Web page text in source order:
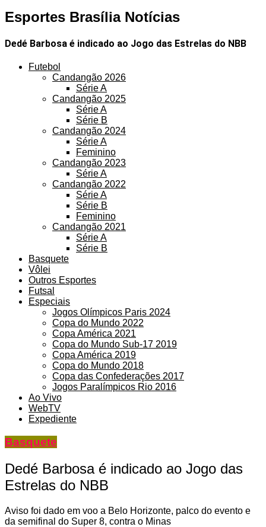
Esportes Brasília Notícias
Dedé Barbosa é indicado ao Jogo das Estrelas do NBB
Futebol
Candangão 2026
Série A
Candangão 2025
Série A
Série B
Candangão 2024
Série A
Feminino
Candangão 2023
Série A
Candangão 2022
Série A
Série B
Feminino
Candangão 2021
Série A
Série B
Basquete
Vôlei
Outros Esportes
Futsal
Especiais
Jogos Olímpicos Paris 2024
Copa do Mundo 2022
Copa América 2021
Copa do Mundo Sub-17 2019
Copa América 2019
Copa do Mundo 2018
Copa das Confederações 2017
Jogos Paralímpicos Rio 2016
Ao Vivo
WebTV
Expediente
Basquete
Dedé Barbosa é indicado ao Jogo das
Estrelas do NBB
Aviso foi dado em voo a Belo Horizonte, palco do evento e
da semifinal do Super 8, contra o Minas